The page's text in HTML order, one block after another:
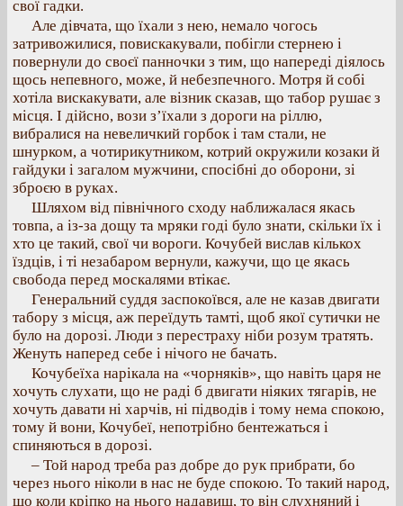
свої гадки.
Але дівчата, що їхали з нею, немало чогось
затривожилися, повискакували, побігли стернею і
повернули до своєї панночки з тим, що напереді діялось
щось непевного, може, й небезпечного. Мотря й собі
хотіла вискакувати, але візник сказав, що табор рушає з
місця. І дійсно, вози з’їхали з дороги на ріллю,
вибралися на невеличкий горбок і там стали, не
шнурком, а чотирикутником, котрий окружили козаки й
гайдуки і загалом мужчини, спосібні до оборони, зі
зброєю в руках.
Шляхом від північного сходу наближалася якась
товпа, а із-за дощу та мряки годі було знати, скільки їх і
хто це такий, свої чи вороги. Кочубей вислав кількох
їздців, і ті незабаром вернули, кажучи, що це якась
свобода перед москалями втікає.
Генеральний суддя заспокоївся, але не казав двигати
табору з місця, аж переїдуть тамті, щоб якої сутички не
було на дорозі. Люди з перестраху ніби розум тратять.
Женуть наперед себе і нічого не бачать.
Кочубеїха нарікала на «чорняків», що навіть царя не
хочуть слухати, що не раді б двигати ніяких тягарів, не
хочуть давати ні харчів, ні підводів і тому нема спокою,
тому й вони, Кочубеї, непотрібно бентежаться і
спиняються в дорозі.
– Той народ треба раз добре до рук прибрати, бо
через нього ніколи в нас не буде спокою. То такий народ,
що коли кріпко на нього надавиш, то він слухняний і